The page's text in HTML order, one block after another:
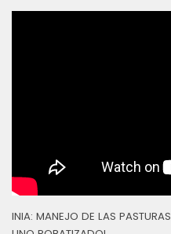
INIA: MANEJO DE LAS